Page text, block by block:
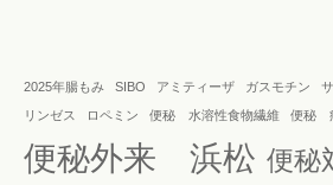
2025年腸もみ SIBO アミティーザ ガスモチン
リンゼス
ロペミン 便秘 水溶性食物繊維 便秘
便秘外来 浜松 便秘